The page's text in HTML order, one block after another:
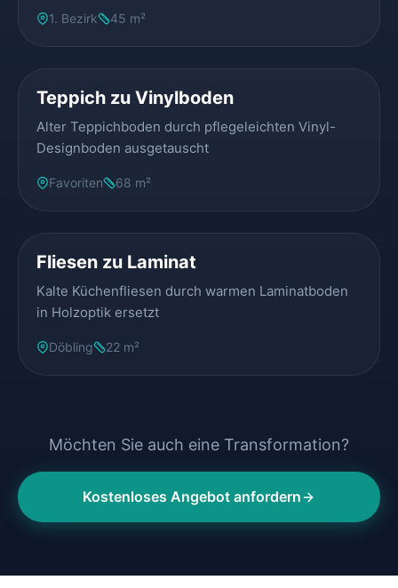
1. Bezirk 45 m²
Teppich zu Vinylboden
Alter Teppichboden durch pflegeleichten Vinyl-
Designboden ausgetauscht
Favoriten 68 m²
Fliesen zu Laminat
Kalte Küchenfliesen durch warmen Laminatboden
in Holzoptik ersetzt
Döbling 22 m²
Möchten Sie auch eine Transformation?
Kostenloses Angebot anfordern